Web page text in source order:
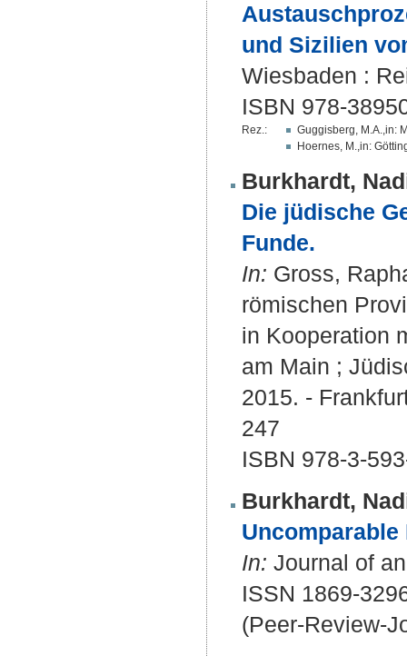
und Sizilien
Wiesbaden :
ISBN 978-
Rez.:
Guggisberg, M.A.,in:
Hoernes, M.,in:
Burkhardt,
Die jüdische
Funde.
In: Gross,
römischen
in Kooperation
am Main ;
2015. -
247
ISBN 978-3-
Burkhardt,
In: Journal of
ISSN 1869-
(Peer-Review-